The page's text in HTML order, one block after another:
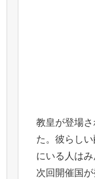
教皇が登場
た。彼らし
にいる人は
次回開催国